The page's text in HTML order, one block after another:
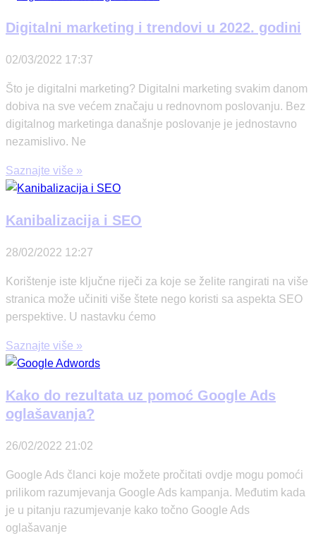
Digitalni marketing i trendovi u 2022. godini
02/03/2022 17:37
Što je digitalni marketing? Digitalni marketing svakim danom
dobiva na sve većem značaju u rednovnom poslovanju. Bez
digitalnog marketinga današnje poslovanje je jednostavno
nezamislivo. Ne
Saznajte više »
Kanibalizacija i SEO
28/02/2022 12:27
Korištenje iste ključne riječi za koje se želite rangirati na više
stranica može učiniti više štete nego koristi sa aspekta SEO
perspektive. U nastavku ćemo
Saznajte više »
Kako do rezultata uz pomoć Google Ads
oglašavanja?
26/02/2022 21:02
Google Ads članci koje možete pročitati ovdje mogu pomoći
prilikom razumjevanja Google Ads kampanja. Međutim kada
je u pitanju razumjevanje kako točno Google Ads
oglašavanje